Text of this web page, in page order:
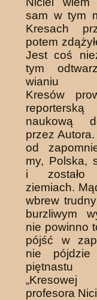
sam w tym
Kresach
potem
Jest coś
tym
wianiu
Kresów
naukową
przez
od
my, Polska,
i
ziemiach.
wbrew
burzliwym
nie powinno
pójść w
nie
„Kresowej
profesora